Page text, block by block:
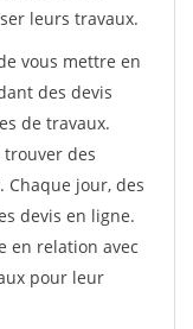
leurs travaux.
vous mettre en
des devis
de travaux.
des
. Chaque jour, des
devis en ligne.
en relation avec
pour leur